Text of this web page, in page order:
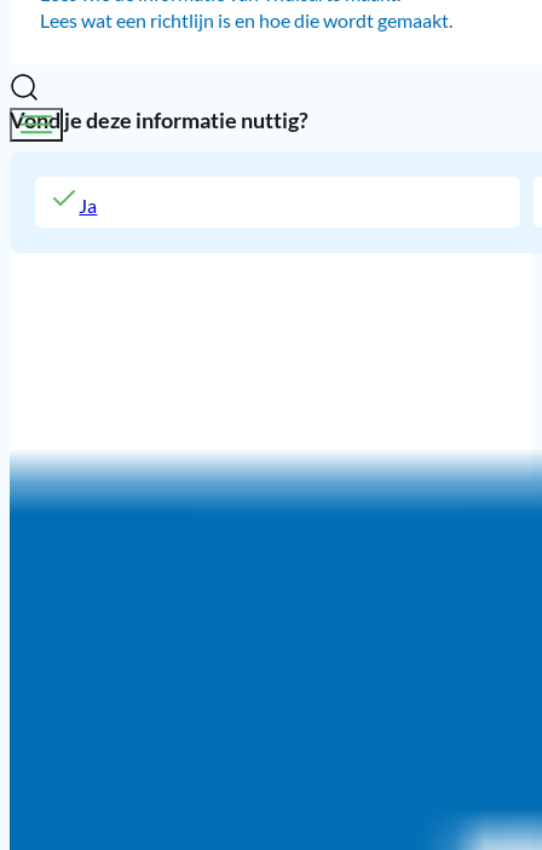
Lees wat een richtlijn is en hoe die wordt gemaakt.
Vond je deze informatie nuttig?
Ja